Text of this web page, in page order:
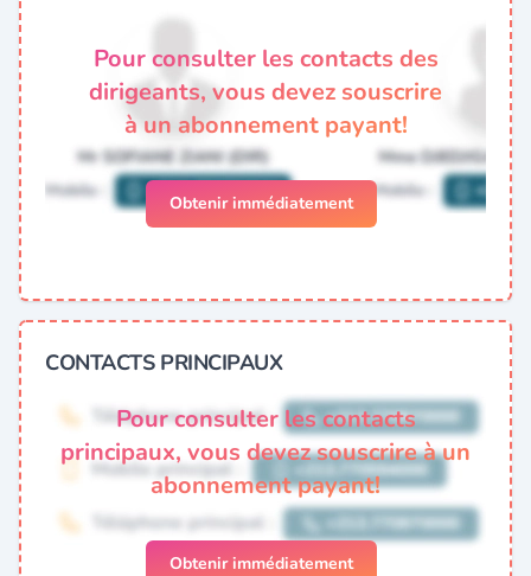
Pour consulter les contacts des
dirigeants, vous devez souscrire
à un abonnement payant!
Obtenir immédiatement
CONTACTS PRINCIPAUX
Pour consulter les contacts
principaux, vous devez souscrire à un
abonnement payant!
Obtenir immédiatement